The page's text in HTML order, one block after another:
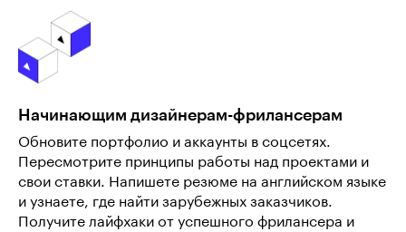
Начинающим дизайнерам-фрилансерам
Обновите портфолио и аккаунты в соцсетях.
Пересмотрите принципы работы над проектами и
свои ставки. Напишете резюме на английском языке
и узнаете, где найти зарубежных заказчиков.
Получите лайфхаки от успешного фрилансера и